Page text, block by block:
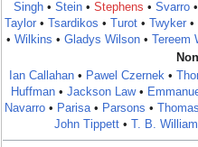
Singh • Stein • Stephens • Svarro •
Taylor• Tsardikos • Turot• Twyker•
• Wilkins • Gladys Wilson• Tereem
Ian Callahan• Pawel Czernek•
Huffman• Jackson Law•
Navarro • Parisa• Parsons •
John Tippett• T. B.